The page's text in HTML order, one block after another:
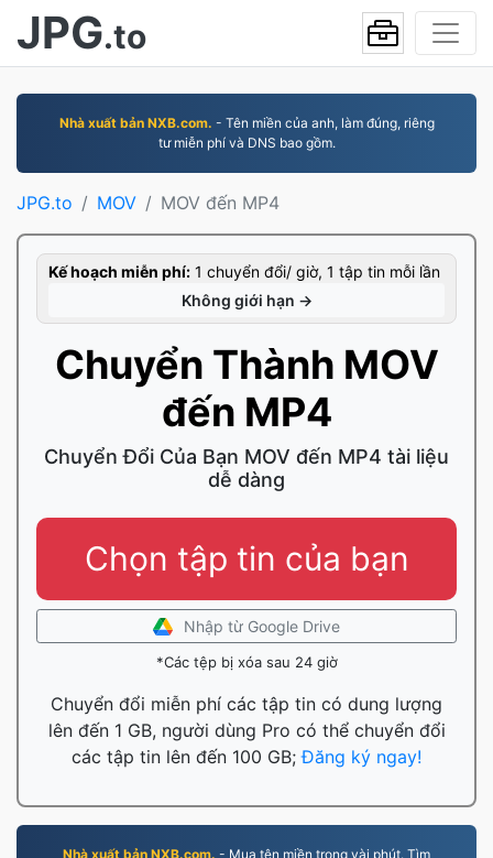
JPG.to
Nhà xuất bản NXB.com. - Tên miền của anh, làm đúng, riêng
tư miễn phí và DNS bao gồm.
JPG.to MOV MOV đến MP4
Kế hoạch miễn phí: 1 chuyển đổi/ giờ, 1 tập tin mỗi lần
Không giới hạn →
Chuyển Thành MOV
đến MP4
Chuyển Đổi Của Bạn MOV đến MP4 tài liệu
dễ dàng
Chọn tập tin của bạn
Nhập từ Google Drive
*Các tệp bị xóa sau 24 giờ
Chuyển đổi miễn phí các tập tin có dung lượng
lên đến 1 GB, người dùng Pro có thể chuyển đổi
các tập tin lên đến 100 GB;Đăng ký ngay!
Nhà xuất bản NXB.com. - Mua tên miền trong vài phút. Tìm